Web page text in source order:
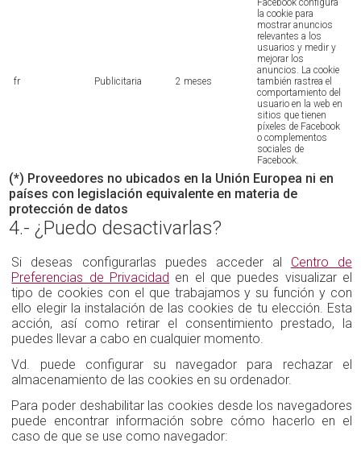
fr Publicitaria 2 meses
Facebook configura
la cookie para
mostrar anuncios
relevantes a los
usuarios y medir y
mejorar los
anuncios. La cookie
también rastrea el
comportamiento del
usuario en la web en
sitios que tienen
píxeles de Facebook
o complementos
sociales de
Facebook.
(*) Proveedores no ubicados en la Unión Europea ni en
países con legislación equivalente en materia de
protección de datos
4.- ¿Puedo desactivarlas?
Si deseas configurarlas puedes acceder al Centro de
Preferencias de Privacidad en el que puedes visualizar el
tipo de cookies con el que trabajamos y su función y con
ello elegir la instalación de las cookies de tu elección. Esta
acción, así como retirar el consentimiento prestado, la
puedes llevar a cabo en cualquier momento.
Vd. puede configurar su navegador para rechazar el
almacenamiento de las cookies en su ordenador.
Para poder deshabilitar las cookies desde los navegadores
puede encontrar información sobre cómo hacerlo en el
caso de que se use como navegador: